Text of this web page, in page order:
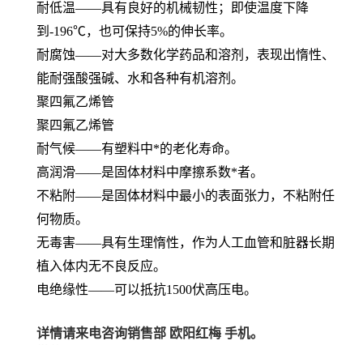
耐低温——具有良好的机械韧性；即使温度下降
到-196℃，也可保持5%的伸长率。
耐腐蚀——对大多数化学药品和溶剂，表现出惰性、
能耐强酸强碱、水和各种有机溶剂。
聚四氟乙烯管
聚四氟乙烯管
耐气候——有塑料中*的老化寿命。
高润滑——是固体材料中摩擦系数*者。
不粘附——是固体材料中最小的表面张力，不粘附任
何物质。
无毒害——具有生理惰性，作为人工血管和脏器长期
植入体内无不良反应。
电绝缘性——可以抵抗1500伏高压电。
详情请来电咨询销售部 欧阳红梅 手机。